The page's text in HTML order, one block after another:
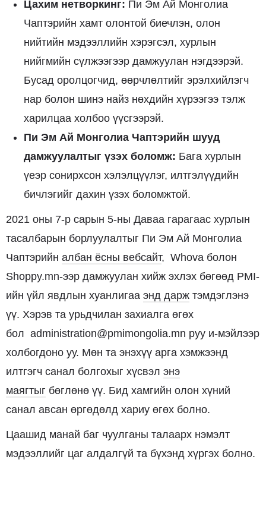
Цахим нетворкинг: Пи Эм Ай Монголиа
Чаптэрийн хамт олонтой биечлэн, олон
нийтийн мэдээллийн хэрэгсэл, хурлын
нийгмийн сүлжээгээр дамжуулан нэгдээрэй.
Бусад оролцогчид, өөрчлөлтийг эрэлхийлэгч
нар болон шинэ найз нөхдийн хүрээгээ тэлж
харилцаа холбоо үүсгээрэй.
Пи Эм Ай Монголиа Чаптэрийн шууд
дамжуулалтыг үзэх боломж: Бага хурлын
үеэр сонирхсон хэлэлцүүлэг, илтгэлүүдийн
бичлэгийг дахин үзэх боломжтой.
2021 оны 7-р сарын 5-ны Даваа гарагаас хурлын
тасалбарын борлуулалтыг Пи Эм Ай Монголиа
Чаптэрийн албан ёсны вебсайт, Whova болон
Shoppy.mn-ээр дамжуулан хийж эхлэх бөгөөд PMI-
ийн үйл явдлын хуанлигаа энд дарж тэмдэглэнэ
үү. Хэрэв та урьдчилан захиалга өгөх
бол administration@pmimongolia.mn руу и-мэйлээр
холбогдоно уу. Мөн та энэхүү арга хэмжээнд
илтгэгч санал болгохыг хүсвэл энэ
маягтыг бөглөнө үү. Бид хамгийн олон хүний
санал авсан өргөдөлд хариу өгөх болно.
Цаашид манай баг чуулганы талаарх нэмэлт
мэдээллийг цаг алдалгүй та бүхэнд хүргэх болно.